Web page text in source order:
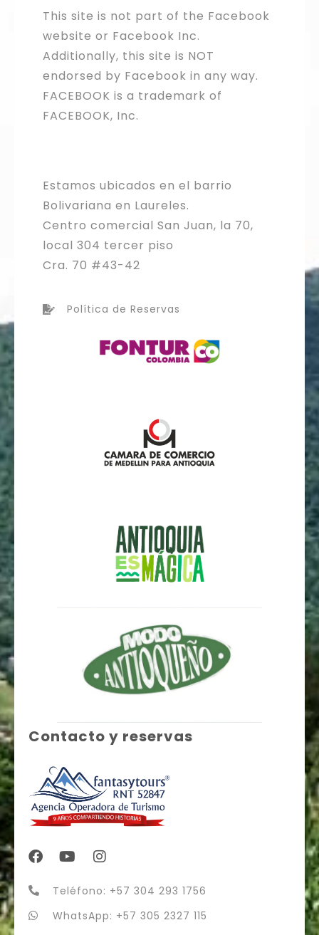
This site is not part of the Facebook
website or Facebook Inc.
Additionally, this site is NOT
endorsed by Facebook in any way.
FACEBOOK is a trademark of
FACEBOOK, Inc.
Estamos ubicados en el barrio
Bolivariana en Laureles.
Centro comercial San Juan, la 70,
local 304 tercer piso
Cra. 70 #43-42
Política de Reservas
Contacto y reservas
Teléfono: +57 304 293 1756
WhatsApp: +57 305 2327 115